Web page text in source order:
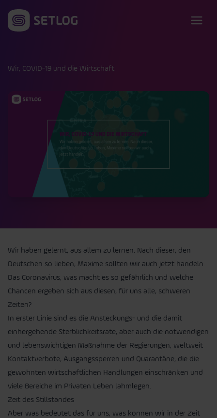
Wir, COVID-19 und die Wirtschaft
Wir haben gelernt, aus allem zu lernen. Nach dieser, den
Deutschen so lieben, Maxime sollten wir auch jetzt handeln.
Das Coronavirus, was macht es so gefährlich und welche
Chancen ergeben sich aus diesen, für uns alle, schweren
Zeiten?
In erster Linie sind es die Ansteckungs- und die damit
einhergehende Sterblichkeitsrate, aber auch die notwendigen
und lebenswichtigen Maßnahme der Regierungen, weltweit
Kontaktverbote, Ausgangssperren und Quarantäne, die die
gewohnten wirtschaftlichen Handlungen einschränken und
viele Bereiche im Privaten Leben lahmlegen.
Zeit des Stillstandes
Aber was bedeutet das für uns, was können wir in der Zeit